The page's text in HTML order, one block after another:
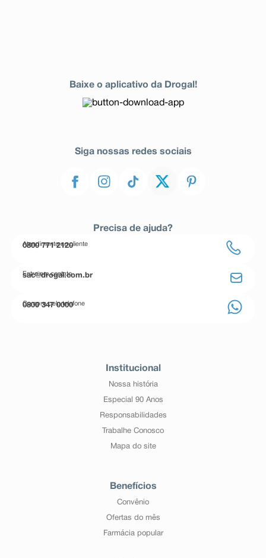
Baixe o aplicativo da Drogal!
Siga nossas redes sociais
Precisa de ajuda?
Atendimento ao cliente
0800 771 2120
Entre em contato
sac@drogal.com.br
Compre pelo telefone
0800 347 0000
Institucional
Nossa história
Especial 90 Anos
Responsabilidades
Trabalhe Conosco
Mapa do site
Benefícios
Convênio
Ofertas do mês
Farmácia popular